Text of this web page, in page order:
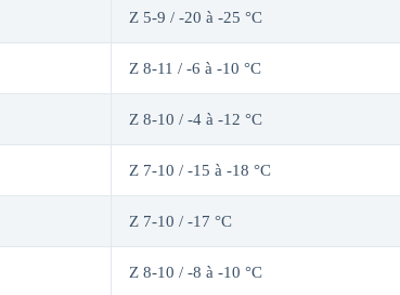
Z 5-9 / -20 à -25 °C
Z 8-11 / -6 à -10 °C
Z 8-10 / -4 à -12 °C
Z 7-10 / -15 à -18 °C
Z 7-10 / -17 °C
Z 8-10 / -8 à -10 °C